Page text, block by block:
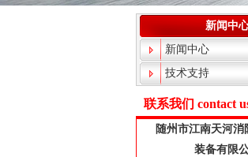
新闻中
新闻中心
技术支持
联系我们 contact
随州市江南天河消
装备有限